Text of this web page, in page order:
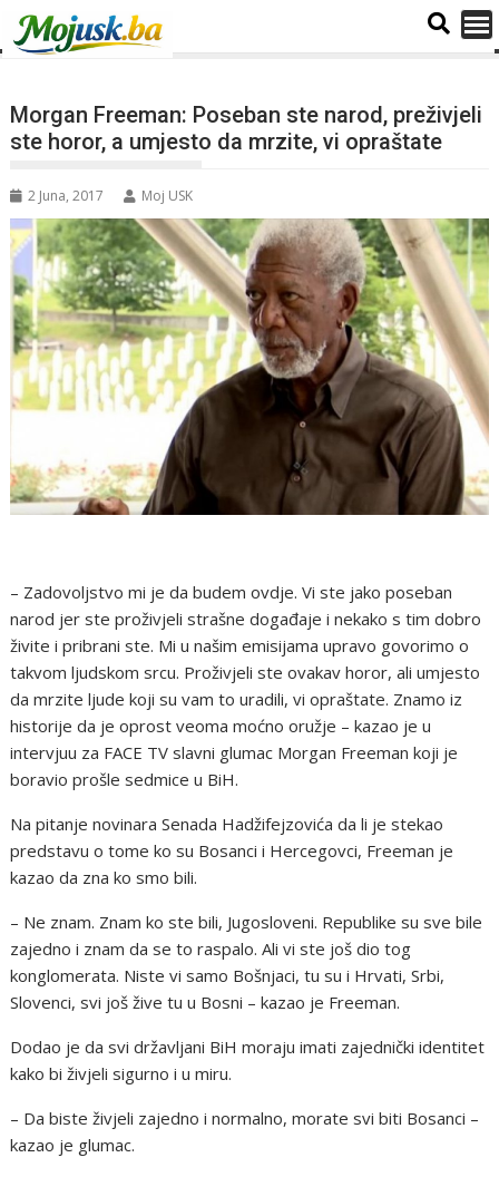
Morgan Freeman: Poseban ste narod, preživjeli
ste horor, a umjesto da mrzite, vi opraštate
2 Juna, 2017 Moj USK
– Zadovoljstvo mi je da budem ovdje. Vi ste jako poseban
narod jer ste proživjeli strašne događaje i nekako s tim dobro
živite i pribrani ste. Mi u našim emisijama upravo govorimo o
takvom ljudskom srcu. Proživjeli ste ovakav horor, ali umjesto
da mrzite ljude koji su vam to uradili, vi opraštate. Znamo iz
historije da je oprost veoma moćno oružje – kazao je u
intervjuu za FACE TV slavni glumac Morgan Freeman koji je
boravio prošle sedmice u BiH.
Na pitanje novinara Senada Hadžifejzovića da li je stekao
predstavu o tome ko su Bosanci i Hercegovci, Freeman je
kazao da zna ko smo bili.
– Ne znam. Znam ko ste bili, Jugosloveni. Republike su sve bile
zajedno i znam da se to raspalo. Ali vi ste još dio tog
konglomerata. Niste vi samo Bošnjaci, tu su i Hrvati, Srbi,
Slovenci, svi još žive tu u Bosni – kazao je Freeman.
Dodao je da svi državljani BiH moraju imati zajednički identitet
kako bi živjeli sigurno i u miru.
– Da biste živjeli zajedno i normalno, morate svi biti Bosanci –
kazao je glumac.